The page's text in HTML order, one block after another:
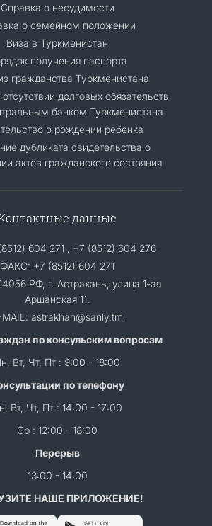
Справка о несудимости
о семейном положении
Виза в Туркменистан
получения паспорта
гражданства Туркменистана
долговых обязательств
банком Туркменистана
о рождении ребенка
дубликата свидетельства о
актов гражданского состояния
данные
604 271 , +7 (8512) 604 276
ФАКС: +7 (8512) 604 271
РФ, г. Астрахань, улица 1-ая
Аршанская 11.
MAIL: astrakhan@sanly.tm
по консульским вопросам
Вт, Чт, Пт : 9:00 - 18:00
по телефону
Вт, Чт, Пт : 14:00 - 17:00
Ср : 12:00 - 18:00
Перерыв
13:00 - 14:00
НАШЕ ПРИЛОЖЕНИЕ!